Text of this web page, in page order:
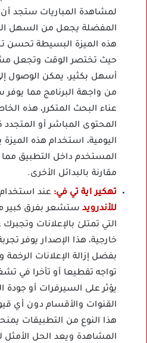
لمشاهدة المباريات ستجد
المفضلة يجعل من السهل
هذه الميزة البسيطة تحسن
حيث تختصر الوقت وتجعل
أسهل بكثير، يمكن الوصول
من واجهة البرنامج مما
عناء البحث المتكرر، هذه
المحتوى المباشر أو المتجدد
اليومية، استخدام هذه الميزة
المستخدم داخل التطبيق مما
مقارنة بالبدائل الأخرى.
تهكير اية تي في: عند استخدام
للأندرويد ستشعر بفرق كبير
التي تمتلئ بالإعلانات
خارجية، هذا الإصدار يوفر
بفضل إزالة الإعلانات
تواجه تقطيعا أو تأخرا في
يؤثر على السيرفرات أو جودة
القنوات والأقسام دون أي
هذا النوع من التطبيقات
المشاهدة ويعد الحل